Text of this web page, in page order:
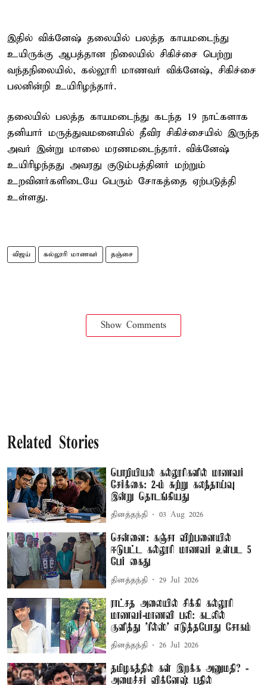
இதில் விக்னேஷ் தலையில் பலத்த காயமடைந்து
உயிருக்கு ஆபத்தான நிலையில் சிகிச்சை பெற்று
வந்தநிலையில், கல்லூரி மாணவர் விக்னேஷ், சிகிச்சை
பலனின்றி உயிரிழந்தார்.
தலையில் பலத்த காயமடைந்து கடந்த 19 நாட்களாக
தனியார் மருத்துவமனையில் தீவிர சிகிச்சையில் இருந்த
அவர் இன்று மாலை மரணமடைந்தார். விக்னேஷ்
உயிரிழந்தது அவரது குடும்பத்தினர் மற்றும்
உறவினர்களிடையே பெரும் சோகத்தை ஏற்படுத்தி
உள்ளது.
விஜய் கல்லூரி மாணவர் தஞ்சை
Show Comments
Related Stories
பொறியியல் கல்லூரிகளில் மாணவர்
சேர்க்கை: 2-ம் சுற்று கலந்தாய்வு
இன்று தொடங்கியது
தினத்தந்தி 03 Aug 2026
சென்னை: கஞ்சா விற்பனையில்
ஈடுபட்ட கல்லூரி மாணவர் உள்பட 5
பேர் கைது
தினத்தந்தி 29 Jul 2026
ராட்சத அலையில் சிக்கி கல்லூரி
மாணவர்-மாணவி பலி: கடலில்
குளித்து 'ரீல்ஸ்' எடுத்தபோது சோகம்
தினத்தந்தி 26 Jul 2026
தமிழகத்தில் கள் இறக்க அனுமதி? -
அமைச்சர் விக்னேஷ் பதில்